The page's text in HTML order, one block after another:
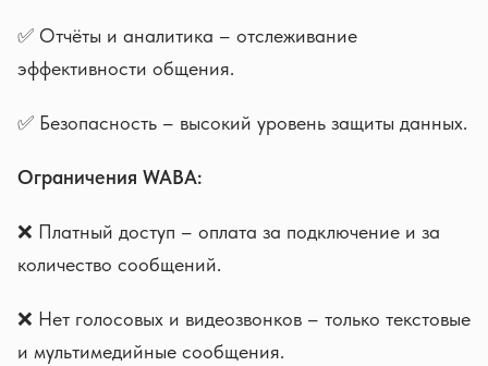
✅ Отчёты и аналитика – отслеживание
эффективности общения.
✅ Безопасность – высокий уровень защиты данных.
Ограничения WABA:
❌ Платный доступ – оплата за подключение и за
количество сообщений.
❌ Нет голосовых и видеозвонков – только текстовые
и мультимедийные сообщения.